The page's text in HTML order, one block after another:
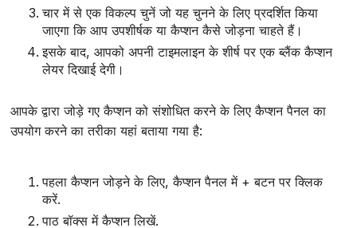
चार में से एक विकल्प चुनें जो यह चुनने के लिए प्रदर्शित किया
जाएगा कि आप उपशीर्षक या कैप्शन कैसे जोड़ना चाहते हैं।
इसके बाद, आपको अपनी टाइमलाइन के शीर्ष पर एक ब्लैंक कैप्शन
लेयर दिखाई देगी।
आपके द्वारा जोड़े गए कैप्शन को संशोधित करने के लिए कैप्शन पैनल का
उपयोग करने का तरीका यहां बताया गया है:
पहला कैप्शन जोड़ने के लिए, कैप्शन पैनल में + बटन पर क्लिक
करें.
पाठ बॉक्स में कैप्शन लिखें.